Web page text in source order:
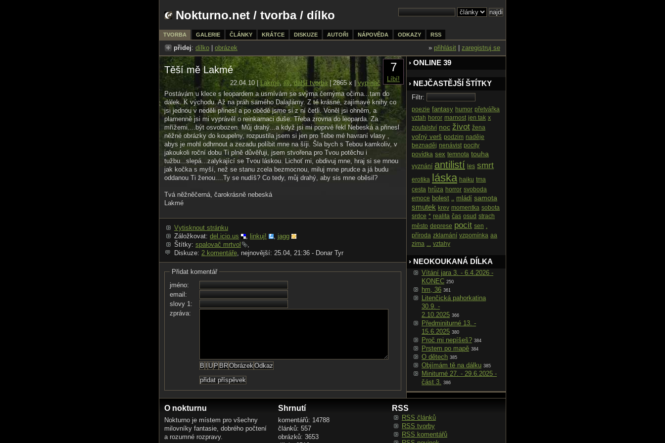
Nokturno.net / tvorba/ dílko
TVORBA GALERIE ČLÁNKY KRÁTCE DISKUZE AUTOŘI NÁPOVĚDA ODKAZY RSS
přidej: dílko obrázek » přihlásit zaregistruj se
7
Líbí!
Těší mě Lakmé
22.04.10 |Lakmé, @,další tvorba| 2865 x |vypínač
Postávám u klece s leopardem a usmívám se svýma černýma očima...tam do
dálek. K východu. Až na práh samého Dalajlámy. Z té krásné, zajímavé knihy co
jsi jednou v neděli přinesl a po obědě jsme si z ní četli. Voněl jsi ohněm, a
plamenně jsi mi vyprávěl o reinkarnaci duše. Třeba zrovna do leoparda. Za
mřížemi....být osvobozen. Můj drahý...a když jsi mi poprvé řekl Nebeská a přinesl
něžné obrázky do koupelny, rozpustila jsem si jen pro Tebe mé havraní vlasy ,
abys je mohl odhrnout a zezadu políbit mne na šíji. Šla bych s Tebou kamkoliv, v
jakoukoli roční dobu Ti plně důvěřuji, jsem stvořena pro Tvou potěchu i
tužbu...slepá...zalykající se Tvou láskou. Lichoť mi, obdivuj mne, hraj si se mnou
jak kočka s myší, než se stanu zcela bezmocnou, miluj mne prudce a já budu
oddanou Ti ženou....Ty se nudíš? Co tedy, můj drahý, aby sis mne oběsil?
Tvá něžněčerná, čarokrásně nebeská
Lakmé
Vytisknout stránku
Záložkovat: del.icio.us , linkuj! , jagg
Štítky: spalovač mrtvol
,
Diskuze: 2 komentáře, nejnovější: 25.04, 21:36 - Donar Tyr
Přidat komentář
jméno:
email:
slovy 1:
zpráva:
› ONLINE 39
› NEJČASTĚJŠÍ ŠTÍTKY
Filtr:
poezie fantasy humor přetvářka
vztah horor marnost jen tak x
zoufalství noc život žena
voľný verš podzim naděje
beznaděj nenávist pocity
povídka sex temnota touha
vyznání antilistí les smrt
erotika láska haiku tma
cesta hrůza horror svoboda
emoce bolest .. mládí samota
smutek krev momentka sobota
srdce * realita čas osud strach
město deprese pocit sen .
příroda zklamání vzpomínka aa
zima ... vztahy
› NEOKOUKANÁ DÍLKA
Vítání jara 3. - 6.4.2026 -
KONEC 250
hm, 36 361
Litenčická pahorkatina
30.9. -
2.10.2025 366
Předminiturné 13. -
15.6.2025 380
Proč mi nepíšeš? 384
Prstem po mapě 384
O dětech 385
Objímám tě na dálku 385
Miniturné 27. - 29.6.2025 -
část 3. 386
O nokturnu
Nokturno je místem pro všechny
milovníky fantasie, dobrého počtení
a rozumné rozpravy.
Shrnutí
komentářů: 14788
článků: 557
obrázků: 3653
RSS
RSS článků
RSS tvorby
RSS komentářů